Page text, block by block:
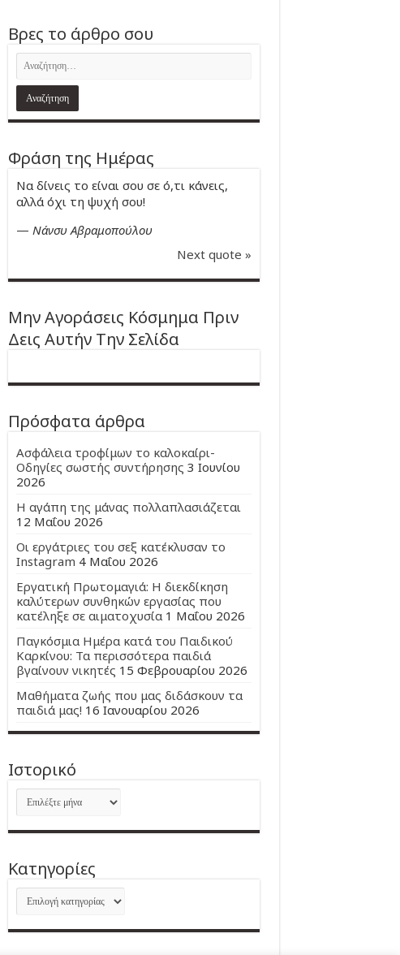
Βρες το άρθρο σου
Φράση της Ημέρας
Να δίνεις το είναι σου σε ό,τι κάνεις,
αλλά όχι τη ψυχή σου!
— Νάνσυ Αβραμοπούλου
Next quote »
Μην Αγοράσεις Κόσμημα Πριν
Δεις Αυτήν Την Σελίδα
Πρόσφατα άρθρα
Ασφάλεια τροφίμων το καλοκαίρι-
Οδηγίες σωστής συντήρησης 3 Ιουνίου
2026
Η αγάπη της μάνας πολλαπλασιάζεται
12 Μαΐου 2026
Οι εργάτριες του σεξ κατέκλυσαν το
Instagram 4 Μαΐου 2026
Εργατική Πρωτομαγιά: Η διεκδίκηση
καλύτερων συνθηκών εργασίας που
κατέληξε σε αιματοχυσία 1 Μαΐου 2026
Παγκόσμια Ημέρα κατά του Παιδικού
Καρκίνου: Τα περισσότερα παιδιά
βγαίνουν νικητές 15 Φεβρουαρίου 2026
Μαθήματα ζωής που μας διδάσκουν τα
παιδιά μας! 16 Ιανουαρίου 2026
Ιστορικό
Ιστορικό
Kατηγορίες
Kατηγορίες